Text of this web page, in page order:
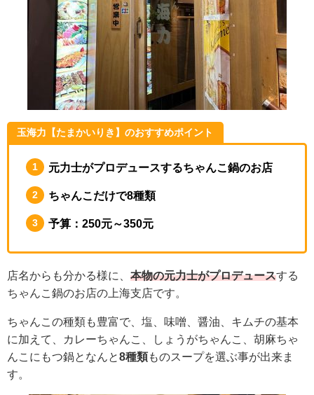
玉海力【たまかいりき】のおすすめポイント
元力士がプロデュースするちゃんこ鍋のお店
ちゃんこだけで8種類
予算：250元～350元
店名からも分かる様に、 本物の元力士がプロデュースする
ちゃんこ鍋のお店の上海支店です。
ちゃんこの種類も豊富で、塩、味噌、醤油、キムチの基本
に加えて、カレーちゃんこ、しょうがちゃんこ、胡麻ちゃ
んこにもつ鍋となんと8種類ものスープを選ぶ事が出来ま
す。